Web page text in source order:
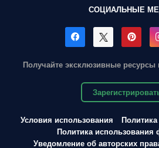
СОЦИАЛЬНЫЕ
Получайте эксклюзивные
Условия использования
Политика использования
Уведомление об авторских